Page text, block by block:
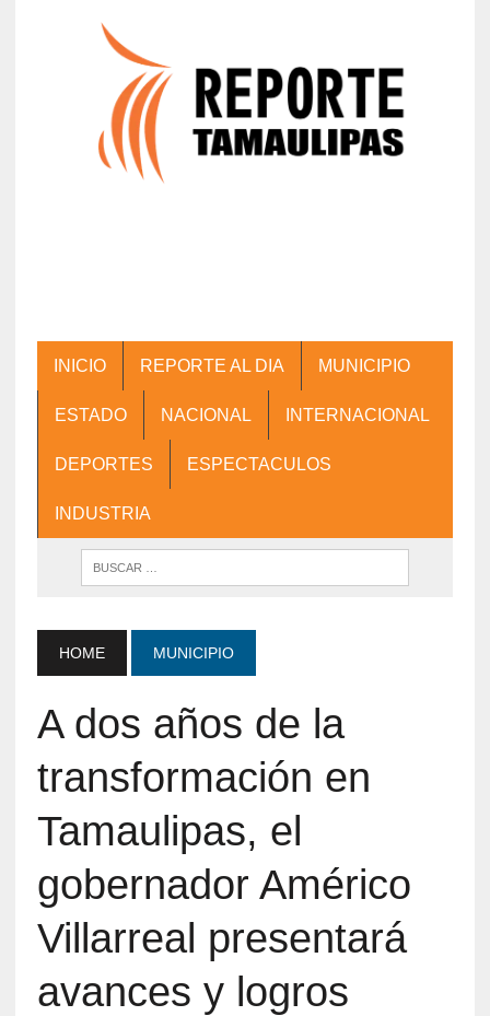
INICIO REPORTE AL DIA MUNICIPIO
ESTADO NACIONAL INTERNACIONAL
DEPORTES ESPECTACULOS
INDUSTRIA
HOME MUNICIPIO
A dos años de la
transformación en
Tamaulipas, el
gobernador Américo
Villarreal presentará
avances y logros